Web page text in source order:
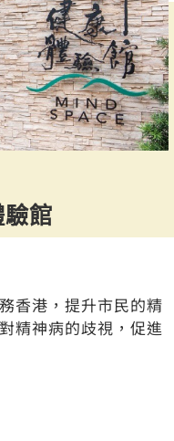
館
香港，提升市民的精
精神病的歧視，促進